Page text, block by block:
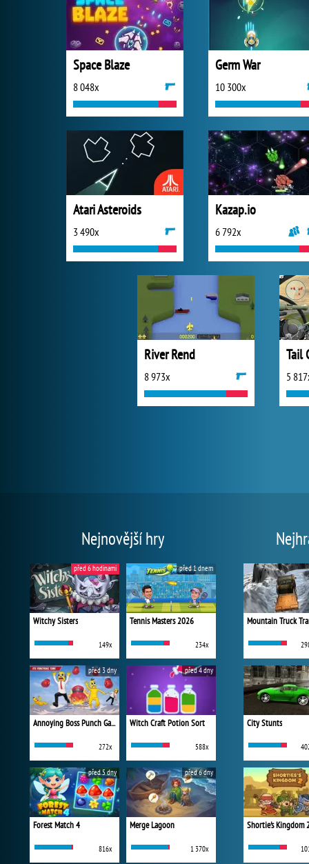
Space Blaze
8 048x
Germ War
10 300x
Atari Asteroids
3 490x
Kazap.io
6 792x
River Rend
8 973x
Tail
5
Nejnovější hry
Witchy Sisters
149x
před 6 hodinami
Tennis Masters 2026
234x
před 1 dnem
Annoying Boss Punch Game
272x
před 3 dny
Witch Craft Potion Sort
588x
před 4 dny
Forest Match 4
816x
před 5 dny
Merge Lagoon
1 370x
před 6 dny
Mountain Truck
City Stunts
Shortie's Kingdom